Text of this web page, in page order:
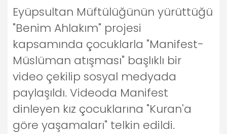
Eyüpsultan Müftülüğünün yürüttüğü
"Benim Ahlakım" projesi
kapsamında çocuklarla "Manifest-
Müslüman atışması" başlıklı bir
video çekilip sosyal medyada
paylaşıldı. Videoda Manifest
dinleyen kız çocuklarına "Kuran'a
göre yaşamaları" telkin edildi.